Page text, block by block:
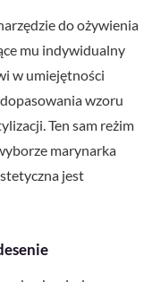
do ożywienia
mu indywidualny
w umiejętności
wzoru
Ten sam reżim
marynarka
jest